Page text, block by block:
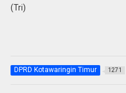
(Tri)
DPRD Kotawaringin Timur 1271